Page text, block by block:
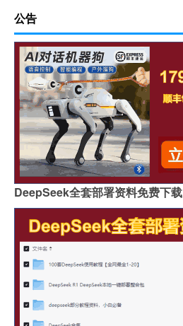
公告
DeepSeek全套部署资料免费下载